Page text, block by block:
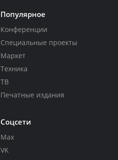
Популярное
Конференции
Специальные проекты
Маркет
Техника
ТВ
Печатные издания
Соцсети
Max
VK